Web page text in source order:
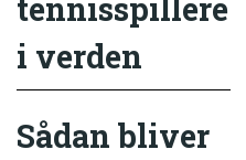
tennisspillere
i verden
Sådan bliver